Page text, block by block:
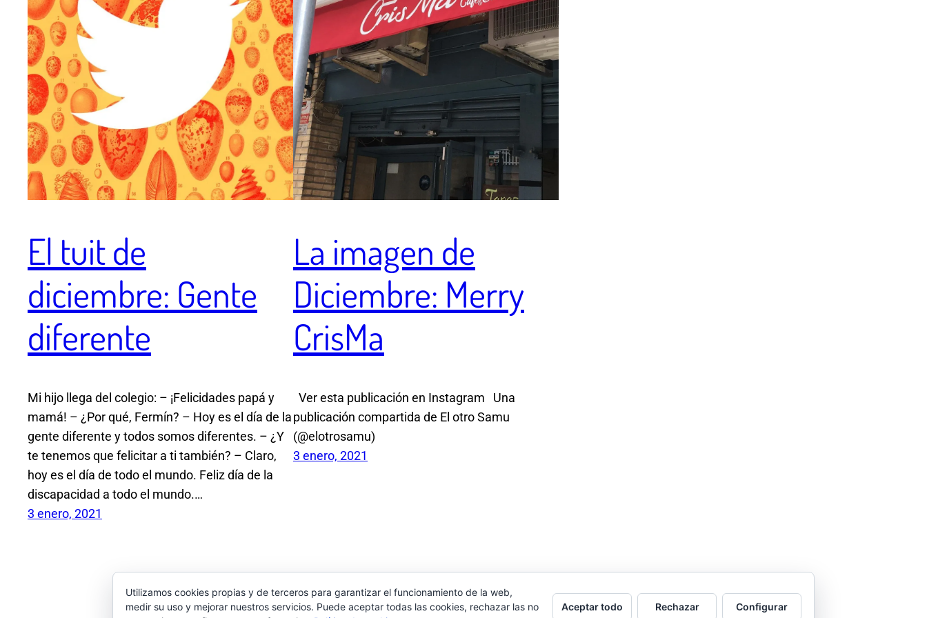
El tuit de
diciembre: Gente
diferente
Mi hijo llega del colegio: – ¡Felicidades papá y
mamá! – ¿Por qué, Fermín? – Hoy es el día de la
gente diferente y todos somos diferentes. – ¿Y
te tenemos que felicitar a ti también? – Claro,
hoy es el día de todo el mundo. Feliz día de la
discapacidad a todo el mundo.…
3 enero, 2021
La imagen de
Diciembre: Merry
CrisMa
Ver esta publicación en Instagram Una
publicación compartida de El otro Samu
(@elotrosamu)
3 enero, 2021
Utilizamos cookies propias y de terceros para garantizar el funcionamiento de la web,
medir su uso y mejorar nuestros servicios. Puede aceptar todas las cookies, rechazar las no
Aceptar todo Rechazar Configurar